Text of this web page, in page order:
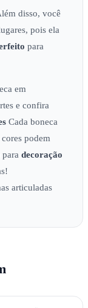
disso, você
pois ela
para
em
e confira
Cada boneca
cores podem
para decoração
articuladas